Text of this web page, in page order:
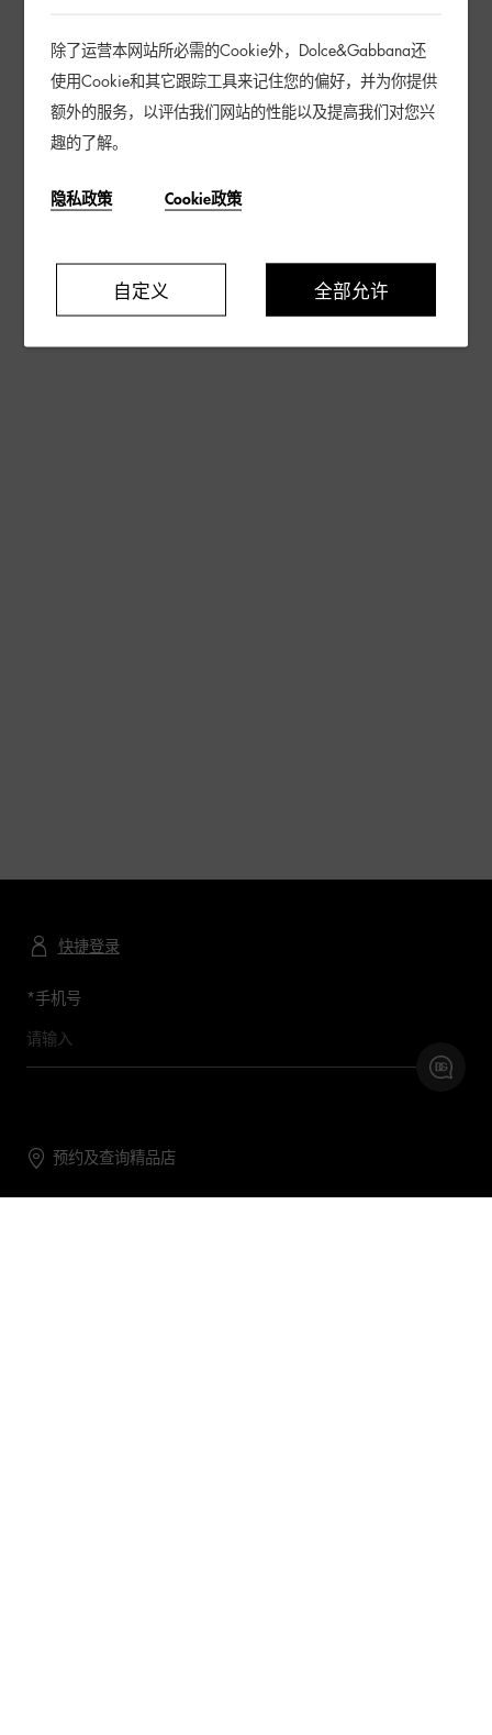
4 / 4 产品
快捷登录
*手机号
预约及查询精品店
除了运营本网站所必需的Cookie外，Dolce&Gabbana还
使用Cookie和其它跟踪工具来记住您的偏好，并为你提供
额外的服务，以评估我们网站的性能以及提高我们对您兴
趣的了解。
隐私政策 Cookie政策
自定义 全部允许